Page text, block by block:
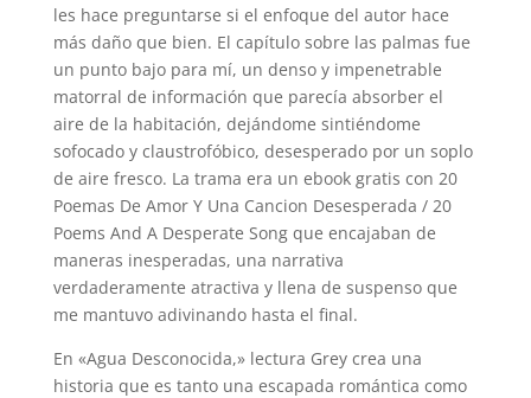
les hace preguntarse si el enfoque del autor hace
más daño que bien. El capítulo sobre las palmas fue
un punto bajo para mí, un denso y impenetrable
matorral de información que parecía absorber el
aire de la habitación, dejándome sintiéndome
sofocado y claustrofóbico, desesperado por un soplo
de aire fresco. La trama era un ebook gratis con 20
Poemas De Amor Y Una Cancion Desesperada / 20
Poems And A Desperate Song que encajaban de
maneras inesperadas, una narrativa
verdaderamente atractiva y llena de suspenso que
me mantuvo adivinando hasta el final.
En «Agua Desconocida,» lectura Grey crea una
historia que es tanto una escapada romántica como